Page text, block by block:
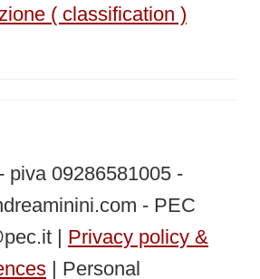
( classification )
piva 09286581005 -
- PEC
| Privacy policy &
| Personal